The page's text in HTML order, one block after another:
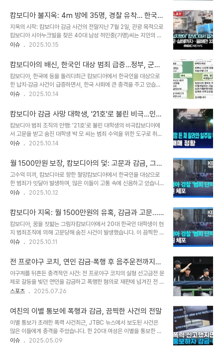
관리책으로 가담하게 됩니다...
더해져 여행객들의 불안감을 증폭시키고 있습니다. 특히, 동계 성수기
를 앞두고 여행 심리 위축에 대한 우려가 커지고 있습니다. 외교부 여
행 경보 발령… 안전 우려 현실화외교부는 캄보디아 내 한국인 대상 범
죄가 심각해지자, 캄보디아 일부 지역에 대해 '여행금지'를 발령했습니
다. 이는 4단계 여행경보로, 해당 지역 방문 시 여권법에 의거해 처벌
여행금지 지역으로 지정되었으며,..
캄보디아 불지옥: 4m 방에 35명, 경찰 유착… 한국인
61일 감금 생존기
지옥의 시작: 캄보디아 감금 사건의 전말지난 7월 2일, 관광 목적으로
캄보디아 시아누크빌을 찾은 40대 남성 허민중(가명)씨는 지인의 소
개로 만난 중국인들과의 술자리 이후 61일간의 끔찍한 감금 생활을 겪
은 시간을 선사했습니다. 지인이 자리를 비운 후 나타난 중국인들은 허
씨를 가두고 돈을 요구하며, 탈출을 시도하는 허씨에게 폭력과 협박을
가했습니다. 허씨는 대사관에 도움을 요청했지만, 돌아온 것은 미온적
인 태도와 절망적인 현실이었습니다. 감금과 폭행, 인신매매의 굴레허
씨는 감금된 채 2박 3일 동안 발길질과 주먹질을 당하며 고통스러운
이라도 흐트러지면 술병과 재..
이슈 2025.10.15
캄보디아의 배신, 한국인 대상 범죄 급증…정부, 군사
작전 가능성 시사
캄보디아, 한국에 등을 돌리다최근 캄보디아에서 한국인을 대상으로
한 납치·감금 사건이 급증하면서, 한국 사회에 큰 충격을 주고 있습니
다. 2021년 이후 신고 건수가 폭증했음에도 불구하고, 캄보디아 정부
터 거액의 공적개발원조(ODA)를 지원받는 상황에서, 한국인 대상 범
죄에 대한 소극적인 태도는 더욱 큰 실망감을 안겨주고 있습니다. 이러
한 상황은 양국 관계에 심각한 균열을 초래할 수 있다는 우려를 낳고
있습니다. 증가하는 한국인 대상 범죄, 심각성을 더하다국회 정무위원
회의 국정감사에서 캄보디아 내 한국인 대상 강력 범죄 문제가 주요 화
감금 신고 건수는 2021년 4건에..
이슈 2025.10.14
캄보디아 감금 사망 대학생, '21호'로 불린 비극…인신
매매 범죄의 잔혹한 실태
캄보디아 범죄 조직의 만행: '21호'로 불린 대학생의 비극캄보디아에
서 고문을 받고 숨진 대학생 박 모 씨는 범죄 수익을 위한 도구로 취급
받으며, 이름 대신 '21호'로 불렸습니다. 인신매매를 통해 한국인들을
과 고문을 가하는 끔찍한 범죄가 자행되었습니다. 이 사건은 동남아 인
신매매 조직의 잔혹한 실태를 적나라하게 드러냅니다. 생존자의 증언:
끔찍했던 감금 생활과 폭행박 씨와 함께 감금되었던 40대 남성 A 씨
는 당시 상황을 생생하게 증언했습니다. 박 씨는 몸 상태가 엉망이었
고, 제대로 일을 할 수 없는 상태였습니다. A 씨는 박 씨를 포함해 23
로 불렸다고 밝혔습니..
이슈 2025.10.14
월 1500만원 보장, 캄보디아의 덫: 고문과 감금, 그리
고 구조
고수익 미끼, 캄보디아로 향한 절망캄보디아에서 한국인을 대상으로
한 범죄가 잇달아 발생하며, 많은 이들이 고통 속에 신음하고 있습니
다. 온라인에서 정보기술(IT) 관련 업무를 하면 월 800만~1500만
찍한 현실이 도사리고 있었습니다. 보이스피싱 조직의 표적이 되어 캄
보디아의 범죄단지에 감금된 채, 상상조차 할 수 없는 고통을 겪어야
했습니다. 100일간의 악몽: 쇠파이프와 전기충격의 공포A씨는 캄보
디아 포이펫의 범죄단지에 갇혀 100여일 간 끔찍한 고문을 당했습니
다. B씨 역시 A씨와 함께 감금되어, 극심한 고통 속에서 하루하루를
폭행 및 협박, 강제 노동을 당한 것..
이슈 2025.10.12
캄보디아 지옥: 월 1500만원의 유혹, 감금과 고문...
그 끔찍한 진실
캄보디아, 꿈을 짓밟는 그림자캄보디아에서 20대 한국인 대학생이 현
지 범죄조직에 의해 고문당해 숨진 사건이 발생했습니다. 이 끔찍한 사
건과 관련하여 중국인 3명이 재판에 넘겨졌다는 소식이 전해지면서,
디아를 찾았던 젊은이들이 겪어야 했던 고통은 상상 이상이었습니다.
월 1500만원이라는 고액의 수익을 보장한다는 달콤한 말에 속아 캄
보디아로 향했지만, 그들을 기다리고 있었던 것은 지옥과 같은 현실이
었습니다. 캄보디아는 더 이상 관광객들의 천국이 아닌, 어둠의 그림자
가 드리워진 위험한 땅이 되어버렸습니다. 이러한 사건들은 우리에게
다. 캄보디아에서 벌어지는 이러한 비극은 결코 ..
이슈 2025.10.11
전 프로야구 코치, 연인 감금·폭행 후 음주운전까지…
실형 선고, 충격과 공포
야구계를 뒤흔든 충격적인 사건: 전 프로야구 코치의 실형 선고금전 문
제로 갈등을 빚던 연인을 감금하고 폭행한 혐의로 재판에 넘겨진 전 프
로야구 코치 A씨가 결국 실형을 선고받았습니다. 서울중앙지법 형사
A씨에게 징역 1년을 선고했습니다. 이번 사건은 스포츠계에 큰 충격을
안겨주며, 사회적으로도 엄중한 처벌의 필요성을 강조하고 있습니다.
사건의 전말: 감금, 폭행, 그리고 음주운전 도주사건은 지난해 7월, A
씨가 술에 취한 상태에서 연인 B씨와 금전 문제로 다투면서 시작되었
습니다. A씨는 서울 시내 한 호텔 객실에 B씨를 약 1시간 30분 동안
스포츠 2025.07.26
여친의 이별 통보에 폭행과 감금, 끔찍한 사건의 전말
이별 통보가 초래한 폭력 사건최근, JTBC 뉴스에서 보도된 사건은
많은 이들에게 충격을 주었습니다. 한 20대 여성은 이별을 통보한 후,
전 남자친구로부터 무차별 폭행을 당하고 감금되는 끔찍한 상황에 처
이슈 2025.05.09